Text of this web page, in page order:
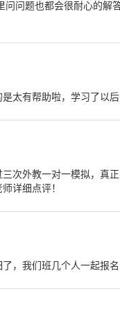
问问题也都会很耐心的解
太有帮助啦，学习了以
次外教一对一模拟，真
详细点评！
，我们班几个人一起报